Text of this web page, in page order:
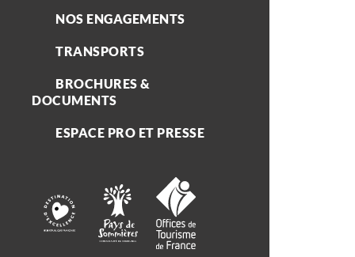
NOS ENGAGEMENTS
TRANSPORTS
BROCHURES &
DOCUMENTS
ESPACE PRO ET PRESSE